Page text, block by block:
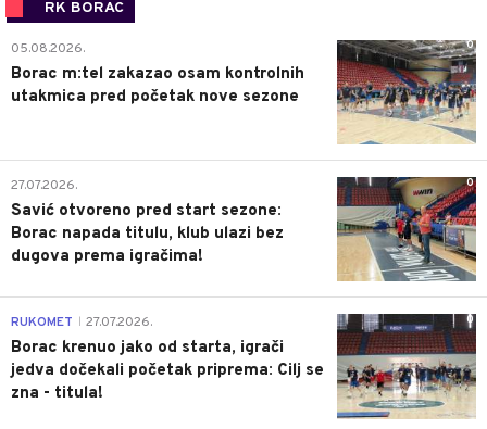
RK BORAC
0
05.08.2026.
Borac m:tel zakazao osam kontrolnih
utakmica pred početak nove sezone
0
27.07.2026.
Savić otvoreno pred start sezone:
Borac napada titulu, klub ulazi bez
dugova prema igračima!
0
RUKOMET 27.07.2026.
Borac krenuo jako od starta, igrači
jedva dočekali početak priprema: Cilj se
zna - titula!